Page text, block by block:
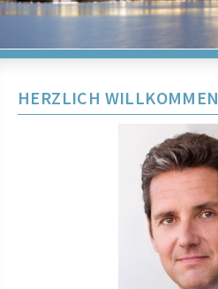
HERZLICH WILLKOMMEN